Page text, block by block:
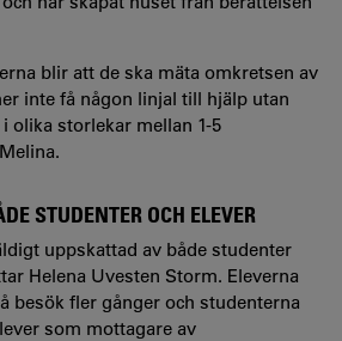
blir att de ska mäta omkretsen av
inte få någon linjal till hjälp utan
olika storlekar mellan 1-5
STUDENTER OCH ELEVER
uppskattad av både studenter
Helena Uvesten Storm. Eleverna
besök fler gånger och studenterna
som mottagare av